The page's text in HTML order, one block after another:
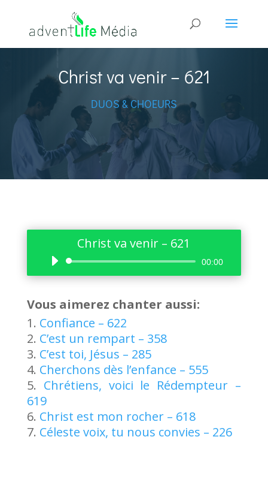
Christ va venir – 621
DUOS & CHOEURS
Christ va venir – 621
Lecteur
audio
00:00
Vous aimerez chanter aussi:
Confiance – 622
C’est un rempart – 358
C’est toi, Jésus – 285
Cherchons dès l’enfance – 555
Chrétiens, voici le Rédempteur –
619
Christ est mon rocher – 618
Céleste voix, tu nous convies – 226